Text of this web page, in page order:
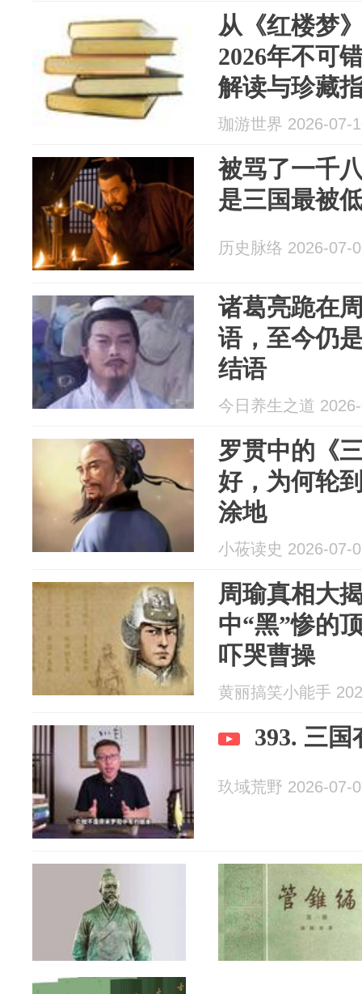
从《红楼梦
2026年不可
解读与珍藏
珈游世界 2026-07-
被骂了一千
是三国最被
历史脉络 2026-07-
诸葛亮跪在
语，至今仍
结语
今日养生之道
罗贯中的《
好，为何轮
涂地
小莜读史 2026-07-
周瑜真相大
中“黑”惨的
吓哭曹操
黄丽搞笑小能手
393. 三国
玖域荒野 2026-07-